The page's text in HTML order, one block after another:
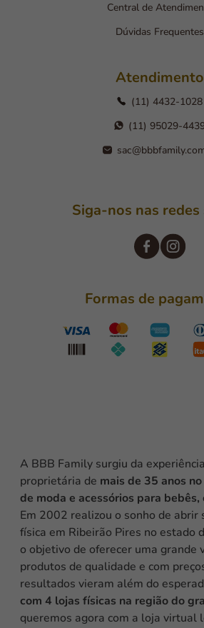
Central de
Dúvidas Frequentes
Atendimento
(11) 4432-1028
(11) 95029-
Siga-nos nas redes
Formas de
A BBB Family surgiu da
proprietária de mais de 35 anos
de moda e acessórios para bebês,
Em 2002 realizou o sonho de abrir
física em Ribeirão Pires no estado
o objetivo de oferecer uma grande
produtos de qualidade e com
resultados vieram além do
com 4 lojas físicas na região do
queremos agora com a loja virtual